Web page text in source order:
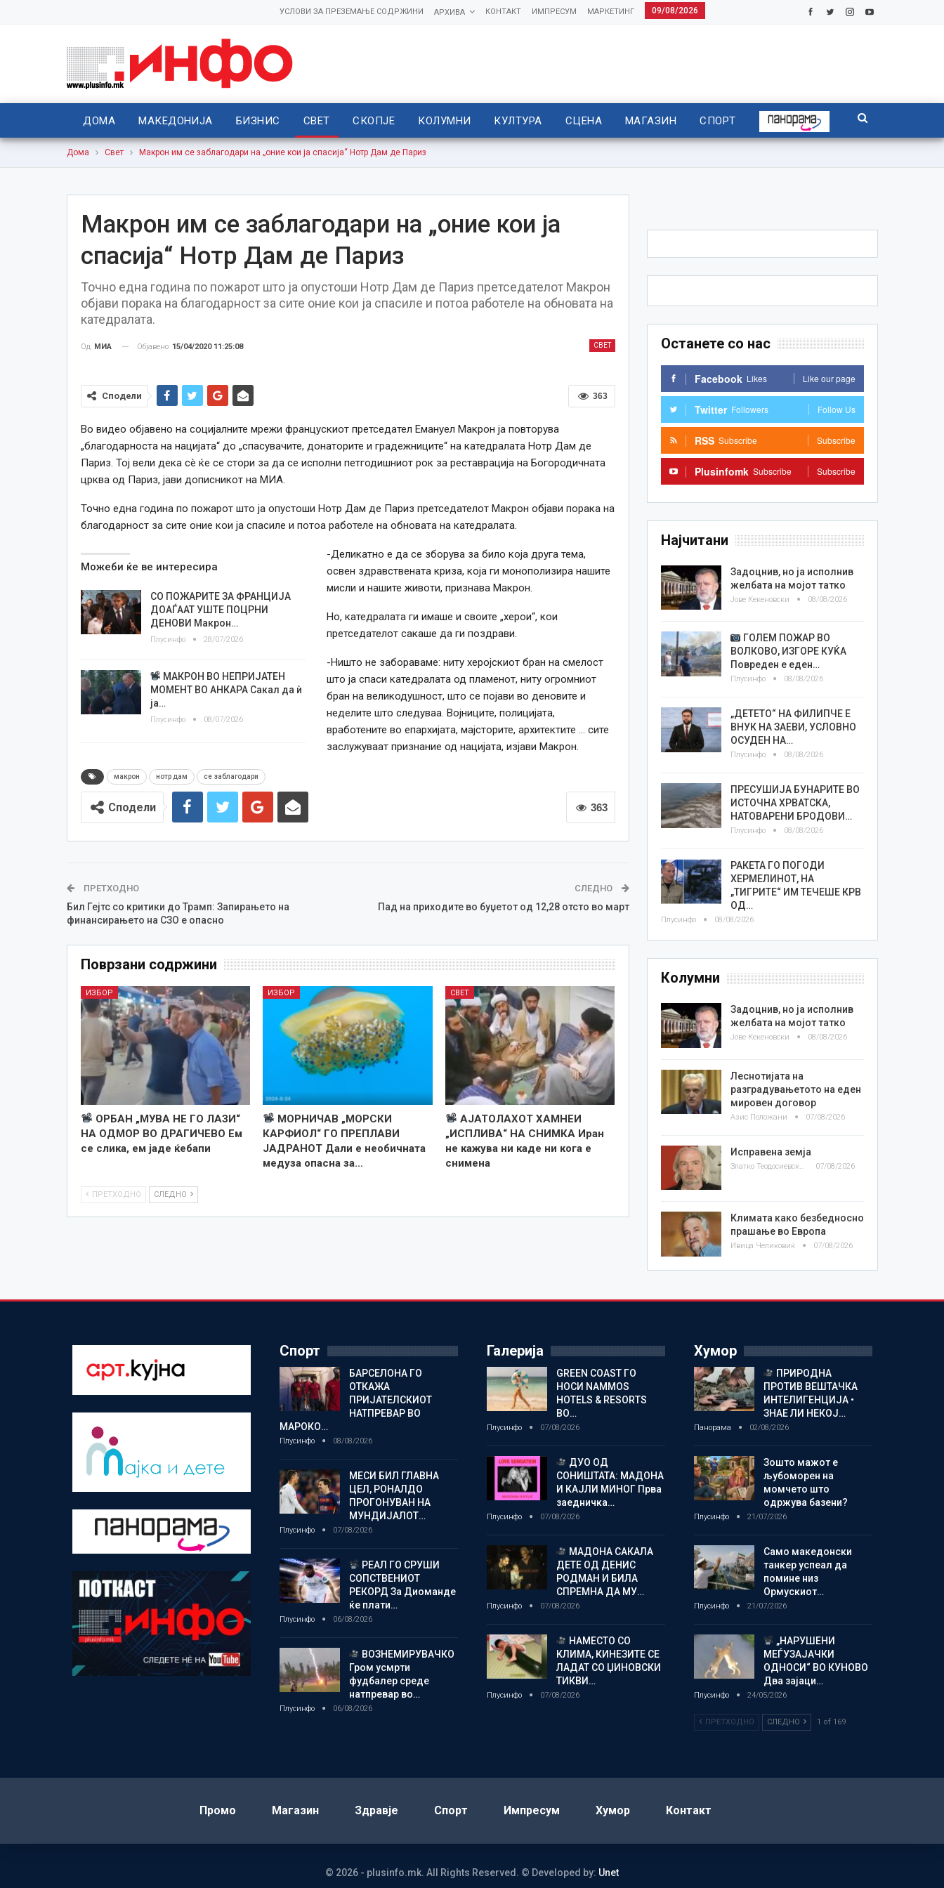
09/08/2026
МАРКЕТИНГ
ИМПРЕСУМ
КОНТАКТ
АРХИВА
УСЛОВИ ЗА ПРЕЗЕМАЊЕ СОДРЖИНИ
ДОМА МАКЕДОНИЈА БИЗНИС СВЕТ СКОПЈЕ КОЛУМНИ КУЛТУРА СЦЕНА МАГАЗИН СПОРТ
Дома Свет Макрон им се заблагодари на „оние кои ја спасија“ Нотр Дам де Париз
Макрон им се заблагодари на „оние кои ја
спасија“ Нотр Дам де Париз
Точно една година по пожарот што ја опустоши Нотр Дам де Париз претседателот Макрон
објави порака на благодарност за сите оние кои ја спасиле и потоа работеле на обновата на
катедралата.
СВЕТ
Од МИА Објавено 15/04/2020 11:25:08
363
Сподели
Во видео објавено на социјалните мрежи францускиот претседател Емануел Макрон ја повторува
„благодарноста на нацијата“ до „спасувачите, донаторите и градежниците“ на катедралата Нотр Дам де
Париз. Тој вели дека сè ќе се стори за да се исполни петгодишниот рок за реставрација на Богородичната
црква од Париз, јави дописникот на МИА.
Точно една година по пожарот што ја опустоши Нотр Дам де Париз претседателот Макрон објави порака на
благодарност за сите оние кои ја спасиле и потоа работеле на обновата на катедралата.
Можеби ќе ве интересира
СО ПОЖАРИТЕ ЗА ФРАНЦИЈА
ДОАЃААТ УШТЕ ПОЦРНИ
ДЕНОВИ Макрон…
Плусинфо 28/07/2026
МАКРОН ВО НЕПРИЈАТЕН
МОМЕНТ ВО АНКАРА Сакал да ѝ
ја…
Плусинфо 08/07/2026
-Деликатно е да се зборува за било која друга тема,
освен здравствената криза, која ги монополизира нашите
мисли и нашите животи, признава Макрон.
Но, катедралата ги имаше и своите „херои“, кои
претседателот сакаше да ги поздрави.
-Ништо не забораваме: ниту херојскиот бран на смелост
што ја спаси катедралата од пламенот, ниту огромниот
бран на великодушност, што се појави во деновите и
неделите што следуваа. Војниците, полицијата,
вработените во епархијата, мајсторите, архитектите … сите
заслужуваат признание од нацијата, изјави Макрон.
макрон нотр дам се заблагодари
363
Сподели
ПРЕТХОДНО
Бил Гејтс со критики до Трамп: Запирањето на
финансирањето на СЗО е опасно
СЛЕДНО
Пад на приходите во буџетот од 12,28 отсто во март
Поврзани содржини
ИЗБОР
ОРБАН „МУВА НЕ ГО ЛАЗИ“
НА ОДМОР ВО ДРАГИЧЕВО Ем
се слика, ем јаде ќебапи
ИЗБОР
МОРНИЧАВ „МОРСКИ
КАРФИОЛ“ ГО ПРЕПЛАВИ
ЈАДРАНОТ Дали е необичната
медуза опасна за…
СВЕТ
АЈАТОЛАХОТ ХАМНЕИ
„ИСПЛИВА“ НА СНИМКА Иран
не кажува ни каде ни кога е
снименa
ПРЕТХОДНО СЛЕДНО
Останете со нас
Facebook Likes Like our page
Twitter Followers Follow Us
RSS Subscribe Subscribe
Plusinfomk Subscribe Subscribe
Најчитани
Задоцнив, но ја исполнив
желбата на мојот татко
Јове Кекеновски 08/08/2026
ГОЛЕМ ПОЖАР ВО
ВОЛКОВО, ИЗГОРЕ КУЌА
Повреден е еден…
Плусинфо 08/08/2026
„ДЕТЕТО“ НА ФИЛИПЧЕ Е
ВНУК НА ЗАЕВИ, УСЛОВНО
ОСУДЕН НА…
Плусинфо 08/08/2026
ПРЕСУШИЈА БУНАРИТЕ ВО
ИСТОЧНА ХРВАТСКА,
НАТОВАРЕНИ БРОДОВИ…
Плусинфо 08/08/2026
РАКЕТА ГО ПОГОДИ
ХЕРМЕЛИНОТ, НА
„ТИГРИТЕ“ ИМ ТЕЧЕШЕ КРВ
ОД…
Плусинфо 08/08/2026
Колумни
Задоцнив, но ја исполнив
желбата на мојот татко
Јове Кекеновски 08/08/2026
Леснотијата на
разградувањетото на еден
мировен договор
Азис Положани 07/08/2026
Исправена земја
Златко Теодосиевски 07/08/2026
Климата како безбедносно
прашање во Европа
Ивица Челиковиќ 07/08/2026
Спорт
БАРСЕЛОНА ГО
ОТКАЖА
ПРИЈАТЕЛСКИОТ
НАТПРЕВАР ВО
МАРОКО…
Плусинфо 08/08/2026
МЕСИ БИЛ ГЛАВНА
ЦЕЛ, РОНАЛДО
ПРОГОНУВАН НА
МУНДИЈАЛОТ…
Плусинфо 07/08/2026
РЕАЛ ГО СРУШИ
СОПСТВЕНИОТ
РЕКОРД За Диоманде
ќе плати…
Плусинфо 06/08/2026
ВОЗНЕМИРУВАЧКО
Гром усмрти
фудбалер среде
натпревар во…
Плусинфо 06/08/2026
Галерија
GREEN COAST ГО
НОСИ NAMMOS
HOTELS & RESORTS
ВО…
Плусинфо 07/08/2026
ДУО ОД
СОНИШТАТА: МАДОНА
И КАЈЛИ МИНОГ Прва
заедничка…
Плусинфо 07/08/2026
МАДОНА САКАЛА
ДЕТЕ ОД ДЕНИС
РОДМАН И БИЛА
СПРЕМНА ДА МУ…
Плусинфо 07/08/2026
НАМЕСТО СО
КЛИМА, КИНЕЗИТЕ СЕ
ЛАДАТ СО ЏИНОВСКИ
ТИКВИ…
Плусинфо 07/08/2026
Хумор
ПРИРОДНА
ПРОТИВ ВЕШТАЧКА
ИНТЕЛИГЕНЦИЈА •
ЗНАЕ ЛИ НЕКОЈ…
Панорама 02/08/2026
Зошто мажот е
љубоморен на
момчето што
одржува базени?
Плусинфо 21/07/2026
Само македонски
танкер успеал да
помине низ
Ормускиот…
Плусинфо 21/07/2026
„НАРУШЕНИ
МЕЃУЗАЈАЧКИ
ОДНОСИ“ ВО КУНОВО
Два зајаци…
Плусинфо 24/05/2026
ПРЕТХОДНО СЛЕДНО 1 of 169
Промо Магазин Здравје Спорт Импресум Хумор Контакт
© 2026 - plusinfo.mk. All Rights Reserved. © Developed by: Unet